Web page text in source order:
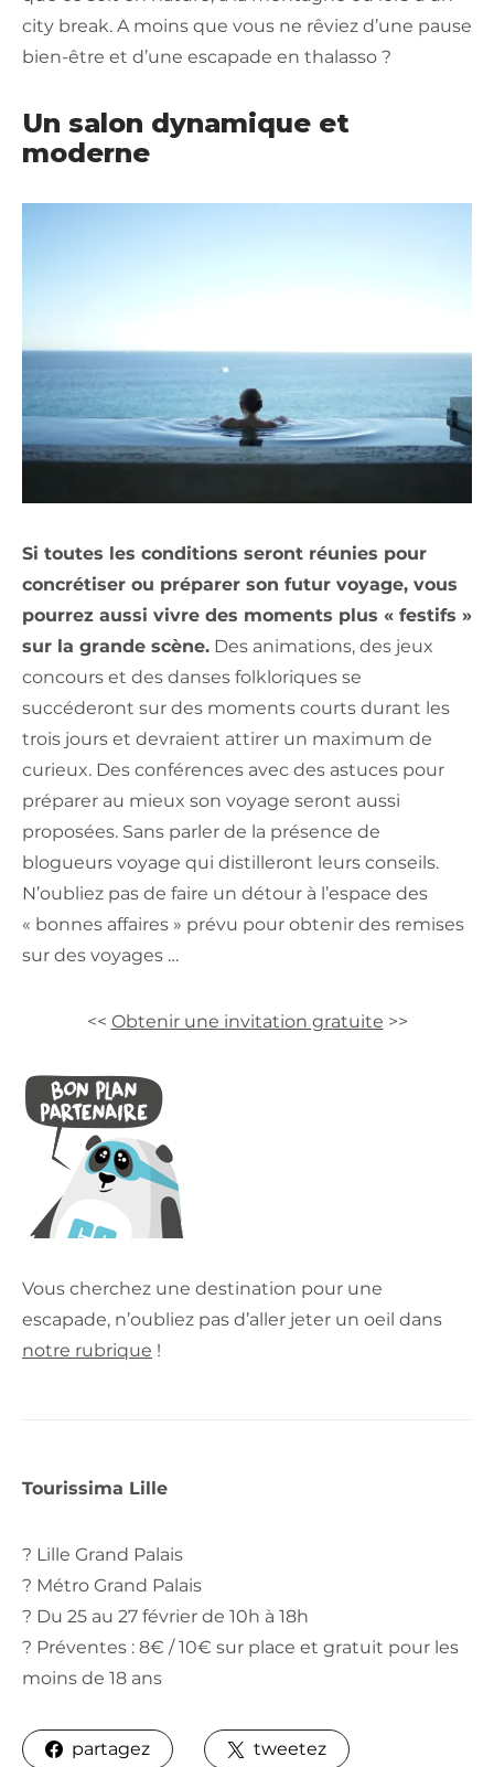
city break. A moins que vous ne rêviez d’une pause
bien-être et d’une escapade en thalasso ?
Un salon dynamique et
moderne
Si toutes les conditions seront réunies pour
concrétiser ou préparer son futur voyage, vous
pourrez aussi vivre des moments plus « festifs »
sur la grande scène. Des animations, des jeux
concours et des danses folkloriques se
succéderont sur des moments courts durant les
trois jours et devraient attirer un maximum de
curieux. Des conférences avec des astuces pour
préparer au mieux son voyage seront aussi
proposées. Sans parler de la présence de
blogueurs voyage qui distilleront leurs conseils.
N’oubliez pas de faire un détour à l’espace des
« bonnes affaires » prévu pour obtenir des remises
sur des voyages …
<< Obtenir une invitation gratuite >>
Vous cherchez une destination pour une
escapade, n’oubliez pas d’aller jeter un oeil dans
notre rubrique !
Tourissima Lille
? Lille Grand Palais
? Métro Grand Palais
? Du 25 au 27 février de 10h à 18h
? Préventes : 8€ / 10€ sur place et gratuit pour les
moins de 18 ans
partagez tweetez